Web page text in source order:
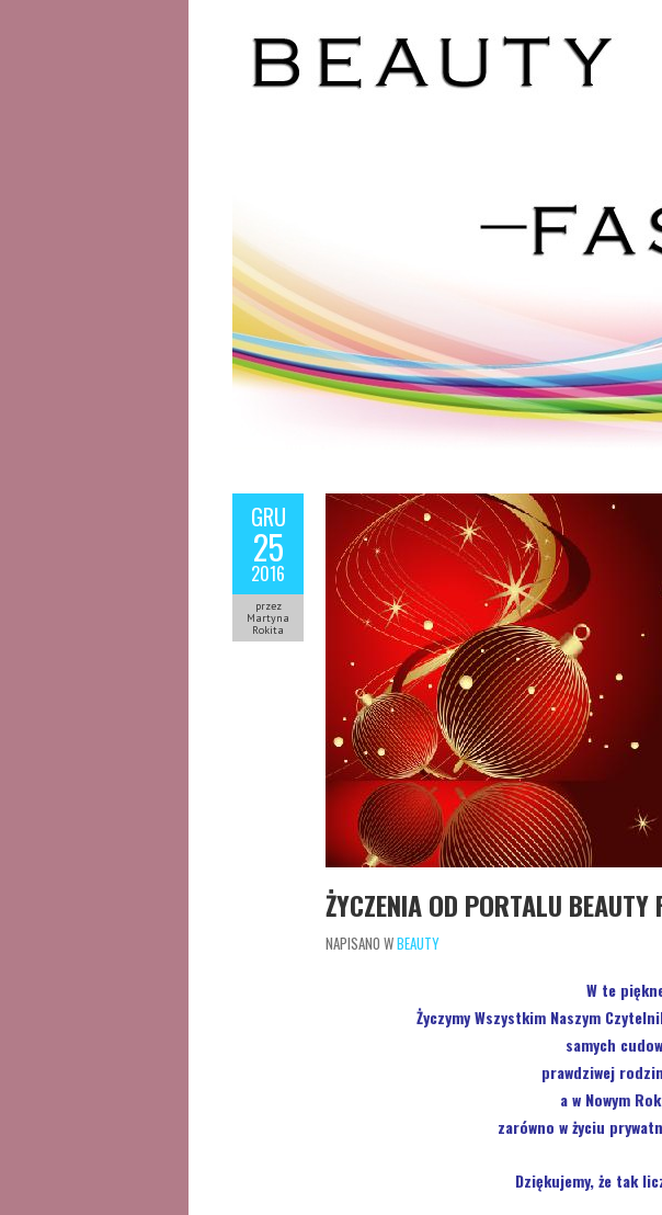
GRU
25
2016
przez
Martyna
Rokita
ŻYCZENIA OD PORTALU BEAUTY
NAPISANO WBEAUTY
W te
Życzymy Wszystkim Naszym
samych
prawdziwej
a w Nowym
zarówno w życiu
Dziękujemy, że tak